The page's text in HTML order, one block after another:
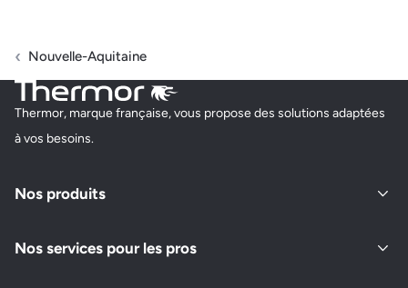
MC CHARLES
33540 SAUVETERRE DE GUYENNE
Fermé actuellement
Demander un devis
Nouvelle-Aquitaine
Thermor, marque française, vous propose des solutions adaptées
à vos besoins.
Nos produits
Nos services pour les pros